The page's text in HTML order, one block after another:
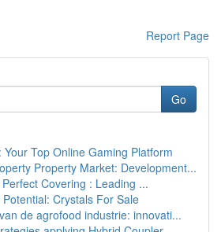
Report Page
Go
Top Online Gaming Platform
Property Market: Development...
Covering : Leading ...
Potential: Crystals For Sale
de agrofood industrie: innovati...